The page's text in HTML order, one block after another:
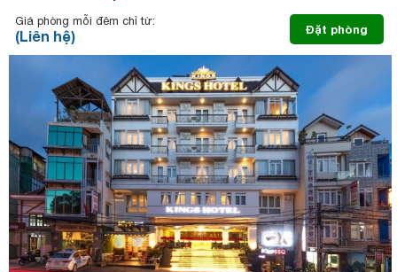
Giá phòng mỗi đêm chỉ từ:
(Liên hệ) Đặt phòng